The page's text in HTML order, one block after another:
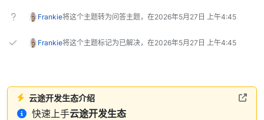
Frankie将这个主题转为问答主题，在2026年5月27日 上午4:45
Frankie将这个主题标记为已解决，在2026年5月27日 上午4:45
云途开发生态介绍
快速上手云途开发生态